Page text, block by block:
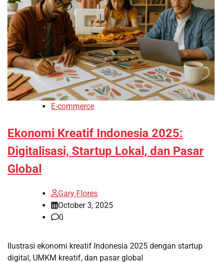
E-commerce
Ekonomi Kreatif Indonesia 2025:
Digitalisasi, Startup Lokal, dan Pasar
Global
Gary Flores
October 3, 2025
0
Ilustrasi ekonomi kreatif Indonesia 2025 dengan startup
digital, UMKM kreatif, dan pasar global